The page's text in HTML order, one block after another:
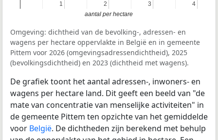
1
1 2
2 3
3 4
4
aantal per hectare
Omgeving: dichtheid van de bevolking-, adressen- en
wagens per hectare oppervlakte in België en in gemeente
Pittem voor 2026 (omgevingsadressendichtheid), 2025
(bevolkingsdichtheid) en 2023 (dichtheid met wagens).
De grafiek toont het aantal adressen-, inwoners- en
wagens per hectare land. Dit geeft een beeld van "de
mate van concentratie van menselijke activiteiten" in
de gemeente Pittem ten opzichte van het gemiddelde
voor België. De dichtheden zijn berekend met behulp